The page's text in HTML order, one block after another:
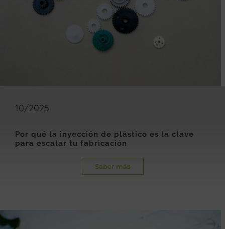
10/2025
Por qué la inyección de plástico es la clave
para escalar tu fabricación
Saber más